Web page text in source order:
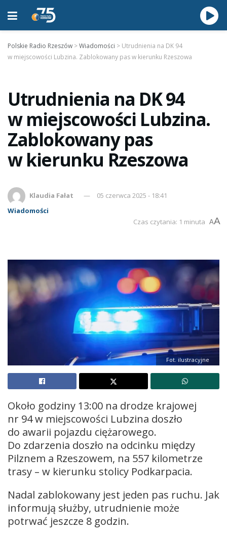
Polskie Radio Rzeszów >Wiadomości > Utrudnienia na DK 94
w miejscowości Lubzina. Zablokowany pas w kierunku Rzeszowa
Utrudnienia na DK 94
w miejscowości Lubzina.
Zablokowany pas
w kierunku Rzeszowa
Klaudia Fałat
05 czerwca 2025 - 18:41
Wiadomości
Czas czytania: 1 minuta AA
Fot. ilustracyjne
Około godziny 13:00 na drodze krajowej
nr 94 w miejscowości Lubzina doszło
do awarii pojazdu ciężarowego.
Do zdarzenia doszło na odcinku między
Pilznem a Rzeszowem, na 557 kilometrze
trasy – w kierunku stolicy Podkarpacia.
Nadal zablokowany jest jeden pas ruchu. Jak
informują służby, utrudnienie może
potrwać jeszcze 8 godzin.